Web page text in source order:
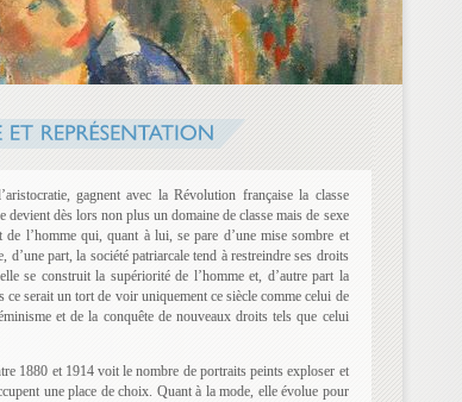
gagnent avec la Révolution française la classe
devient dès lors non plus un domaine de classe mais de sexe
l’homme qui, quant à lui, se pare d’une mise sombre et
part, la société patriarcale tend à restreindre ses droits
se construit la supériorité de l’homme et, d’autre part la
serait un tort de voir uniquement ce siècle comme celui de
et de la conquête de nouveaux droits tels que celui
1880 et 1914 voit le nombre de portraits peints exploser et
une place de choix. Quant à la mode, elle évolue pour